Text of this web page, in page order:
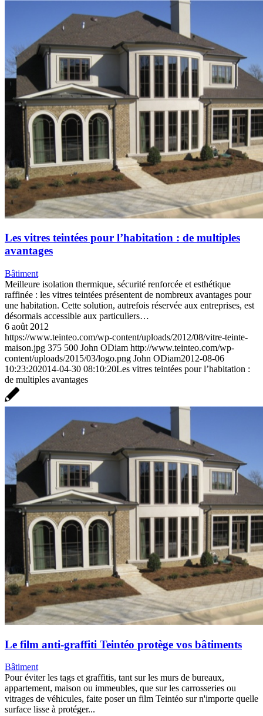
Les vitres teintées pour l’habitation : de multiples
avantages
Bâtiment
Meilleure isolation thermique, sécurité renforcée et esthétique
raffinée : les vitres teintées présentent de nombreux avantages pour
une habitation. Cette solution, autrefois réservée aux entreprises, est
désormais accessible aux particuliers…
6 août 2012
https://www.teinteo.com/wp-content/uploads/2012/08/vitre-teinte-
maison.jpg 375 500 John ODiam http://www.teinteo.com/wp-
content/uploads/2015/03/logo.png John ODiam2012-08-06
10:23:202014-04-30 08:10:20Les vitres teintées pour l’habitation :
de multiples avantages
Le film anti-graffiti Teintéo protège vos bâtiments
Bâtiment
Pour éviter les tags et graffitis, tant sur les murs de bureaux,
appartement, maison ou immeubles, que sur les carrosseries ou
vitrages de véhicules, faite poser un film Teintéo sur n'importe quelle
surface lisse à protéger...